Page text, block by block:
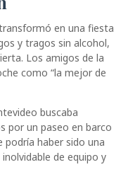
en una fiesta
y tragos sin alcohol,
Los amigos de la
como “la mejor de
buscaba
por un paseo en barco
podría haber sido una
de equipo y